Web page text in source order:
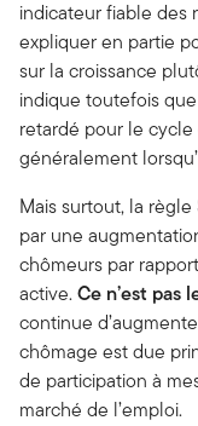
indicateur fiable des
expliquer en partie
sur la croissance
indique toutefois
retardé pour le
généralement
Mais surtout, la
par une
chômeurs par
active.Ce n’est pas
continue
chômage est due
de participation à
marché de l’emploi.